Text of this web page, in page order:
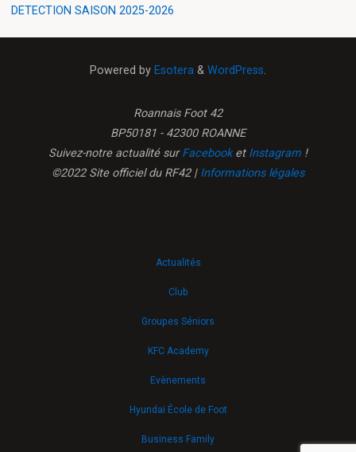
DETECTION SAISON 2025-2026
Powered by Esotera & WordPress.
Roannais Foot 42
BP50181 - 42300 ROANNE
Suivez-notre actualité surFacebooket Instagram !
©2022 Site officiel du RF42 | Informations légales
Actualités
Club
Groupes Séniors
KFC Academy
Evènements
Hyundai École de Foot
Business Family